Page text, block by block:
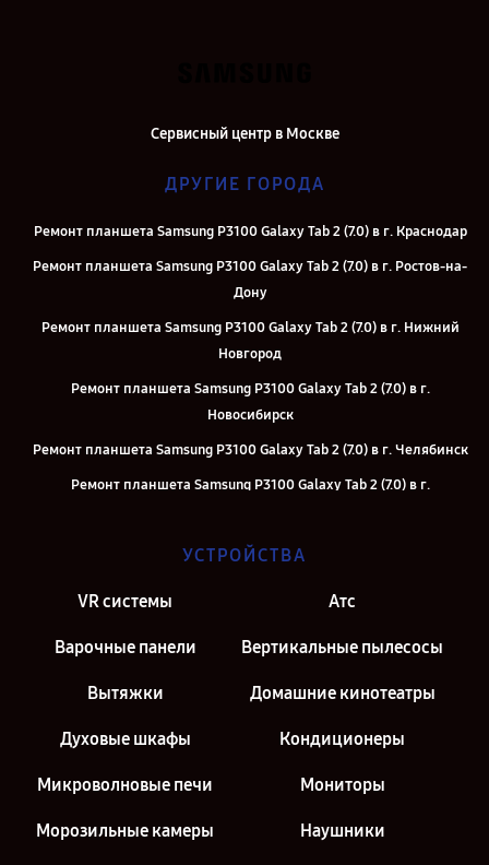
Сервисный центр в Москве
ДРУГИЕ ГОРОДА
Ремонт планшета Samsung P3100 Galaxy Tab 2 (7.0) в г. Краснодар
Ремонт планшета Samsung P3100 Galaxy Tab 2 (7.0) в г. Ростов-на-
Дону
Ремонт планшета Samsung P3100 Galaxy Tab 2 (7.0) в г. Нижний
Новгород
Ремонт планшета Samsung P3100 Galaxy Tab 2 (7.0) в г.
Новосибирск
Ремонт планшета Samsung P3100 Galaxy Tab 2 (7.0) в г. Челябинск
Ремонт планшета Samsung P3100 Galaxy Tab 2 (7.0) в г.
Ремонт планшета Samsung P3100 Galaxy Tab 2 (7.0) в г. Казань
УСТРОЙСТВА
VR системы Атс
Варочные панели Вертикальные пылесосы
Вытяжки Домашние кинотеатры
Духовые шкафы Кондиционеры
Микроволновые печи Мониторы
Морозильные камеры Наушники